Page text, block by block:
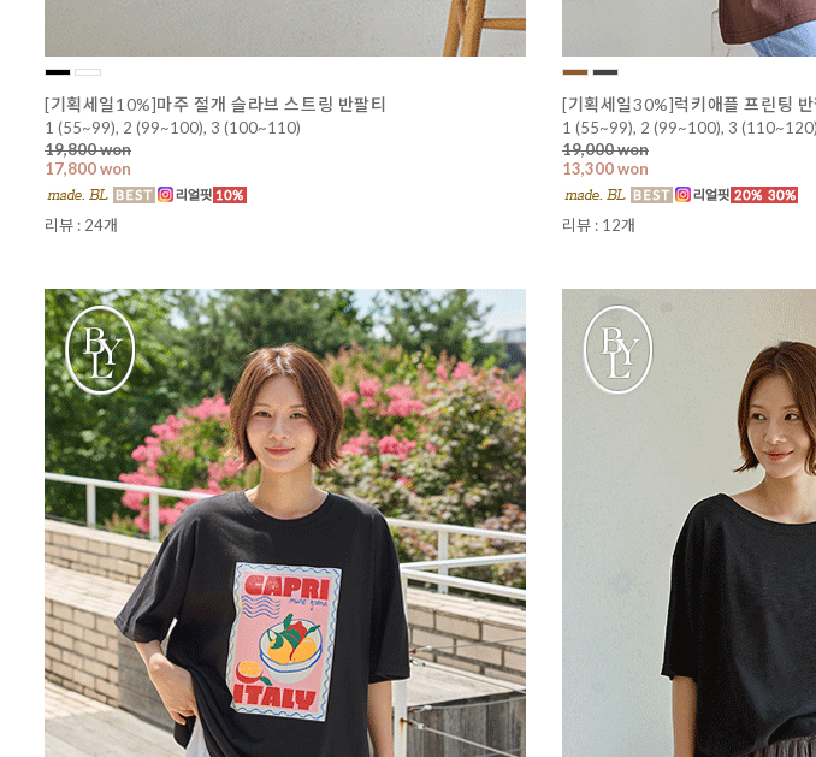
[기획세일10%]마주 절개 슬라브 스트링 반팔티
1 (55~99), 2 (99~100), 3 (100~110)
19,800 won
17,800 won
리뷰 : 24개
[기획세일30%]럭키애플 프린팅 반
1 (55~99), 2 (99~100), 3 (110~120)
19,000 won
13,300 won
리뷰 : 12개